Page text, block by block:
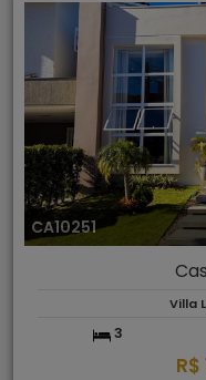
CA10251
Villa
3